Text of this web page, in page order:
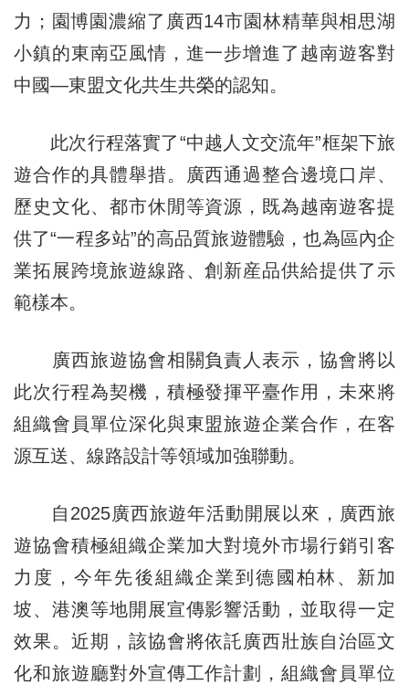
力；園博園濃縮了廣西14市園林精華與相思湖
小鎮的東南亞風情，進一步增進了越南遊客對
中國—東盟文化共生共榮的認知。
此次行程落實了“中越人文交流年”框架下旅
遊合作的具體舉措。廣西通過整合邊境口岸、
歷史文化、都市休閒等資源，既為越南遊客提
供了“一程多站”的高品質旅遊體驗，也為區內企
業拓展跨境旅遊線路、創新産品供給提供了示
範樣本。
廣西旅遊協會相關負責人表示，協會將以
此次行程為契機，積極發揮平臺作用，未來將
組織會員單位深化與東盟旅遊企業合作，在客
源互送、線路設計等領域加強聯動。
自2025廣西旅遊年活動開展以來，廣西旅
遊協會積極組織企業加大對境外市場行銷引客
力度，今年先後組織企業到德國柏林、新加
坡、港澳等地開展宣傳影響活動，並取得一定
效果。近期，該協會將依託廣西壯族自治區文
化和旅遊廳對外宣傳工作計劃，組織會員單位